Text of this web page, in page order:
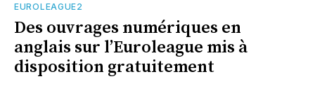
EUROLEAGUE2
Des ouvrages numériques en
anglais sur l’Euroleague mis à
disposition gratuitement